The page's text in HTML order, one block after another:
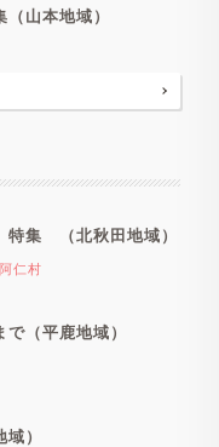
（山本地域）
特集 （北秋田地域）
仁村
で（平鹿地域）
）